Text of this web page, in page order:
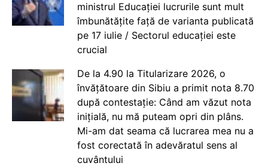
ministrul Educației lucrurile sunt mult
îmbunătățite față de varianta publicată
pe 17 iulie / Sectorul educației este
crucial
De la 4.90 la Titularizare 2026, o
învățătoare din Sibiu a primit nota 8.70
după contestație: Când am văzut nota
inițială, nu mă puteam opri din plâns.
Mi-am dat seama că lucrarea mea nu a
fost corectată în adevăratul sens al
cuvântului